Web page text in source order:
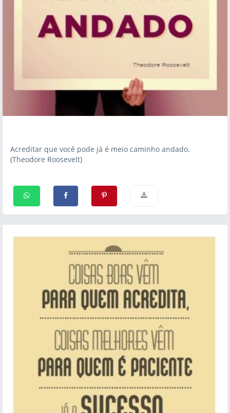
Acreditar que você pode já é meio caminho andado.
(Theodore Roosevelt)